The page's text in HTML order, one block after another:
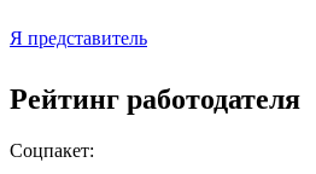
Я представитель
Рейтинг работодателя
Соцпакет: